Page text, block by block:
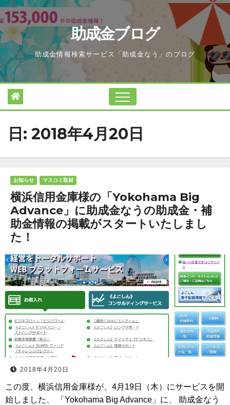
Skip
to
content
助成金ブログ
助成金情報検索サービス「助成金なう」のブログ
日: 2018年4月20日
お知らせ マスコミ取材
横浜信用金庫様の「Yokohama Big
Advance」に助成金なうの助成金・補
助金情報の掲載がスタートいたしまし
た！
2018年4月20日
この度、横浜信用金庫様が、4月19日（木）にサービスを開
始しました、 「Yokohama Big Advance」に、 助成金なう